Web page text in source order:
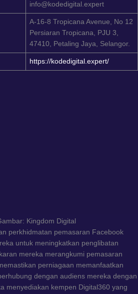
info@kodedigital.expert
A-16-8 Tropicana Avenue, No 12
Persiaran Tropicana, PJU 3,
47410, Petaling Jaya, Selangor.
https://kodedigital.expert/
Kingdom Digital
perkhidmatan pemasaran Facebook
untuk meningkatkan penglibatan
mereka merangkumi pemasaran
perniagaan memanfaatkan
dengan audiens mereka dengan
menyediakan kempen Digital360 yang